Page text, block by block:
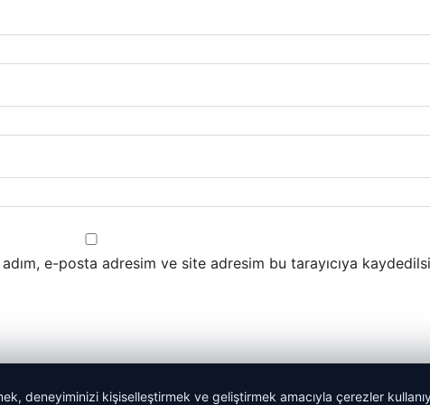
e-posta adresim ve site adresim bu tarayıcıya
deneyiminizi kişiselleştirmek ve geliştirmek amacıyla çerezler